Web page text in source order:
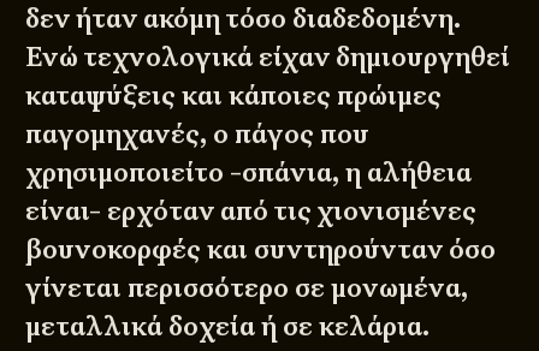
δεν ήταν ακόμη τόσο διαδεδομένη.
Ενώ τεχνολογικά είχαν δημιουργηθεί
καταψύξεις και κάποιες πρώιμες
παγομηχανές, ο πάγος που
χρησιμοποιείτο -σπάνια, η αλήθεια
είναι- ερχόταν από τις χιονισμένες
βουνοκορφές και συντηρούνταν όσο
γίνεται περισσότερο σε μονωμένα,
μεταλλικά δοχεία ή σε κελάρια.